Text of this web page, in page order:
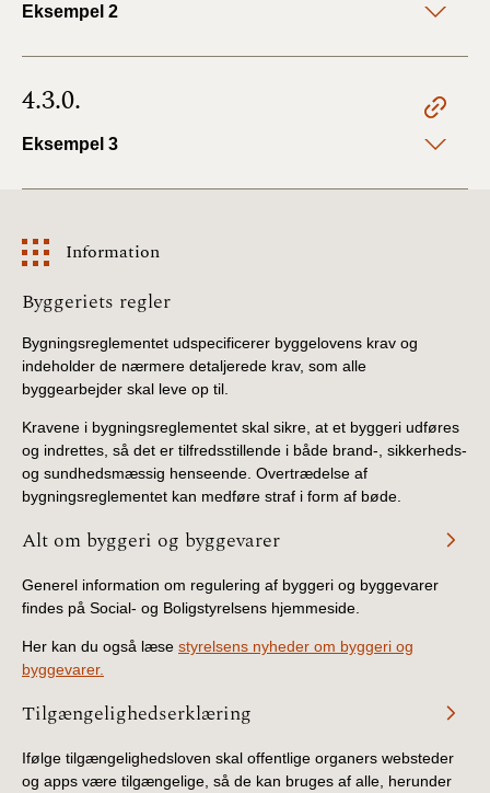
Eksempel 2
4.3.0.
Eksempel 3
Information
Information
Byggeriets regler
Bygningsreglementet udspecificerer byggelovens krav og
indeholder de nærmere detaljerede krav, som alle
byggearbejder skal leve op til.
Kravene i bygningsreglementet skal sikre, at et byggeri udføres
og indrettes, så det er tilfredsstillende i både brand-, sikkerheds-
og sundhedsmæssig henseende. Overtrædelse af
bygningsreglementet kan medføre straf i form af bøde.
Alt om byggeri og byggevarer
Generel information om regulering af byggeri og byggevarer
findes på Social- og Boligstyrelsens hjemmeside.
Her kan du også læse styrelsens nyheder om byggeri og
byggevarer.
Tilgængelighedserklæring
Ifølge tilgængelighedsloven skal offentlige organers websteder
og apps være tilgængelige, så de kan bruges af alle, herunder